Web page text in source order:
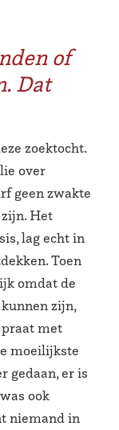
of
Dat
zoektocht.
over
geen zwakte
Het
lag echt in
Toen
omdat de
zijn,
met
moeilijkste
gedaan, er is
ook
niemand in